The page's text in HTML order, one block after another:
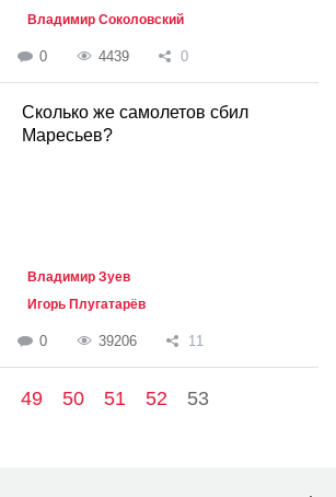
Владимир Соколовский
0 4439 0
Сколько же самолетов сбил
Маресьев?
Владимир Зуев
Игорь Плугатарёв
0 39206 11
49 50 51 52 53